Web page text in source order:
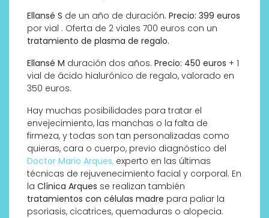
Ellansé S de un año de duración. Precio: 399 euros
por vial . Oferta de 2 viales 700 euros con un
tratamiento de plasma de regalo.
Ellansé M duración dos años. Precio: 450 euros + 1
vial de ácido hialurónico de regalo, valorado en
350 euros.
Hay muchas posibilidades para tratar el
envejecimiento, las manchas o la falta de
firmeza, y todas son tan personalizadas como
quieras, cara o cuerpo, previo diagnóstico del
Doctor Mario Arques, experto en las últimas
técnicas de rejuvenecimiento facial y corporal. En
la Clínica Arques se realizan también
tratamientos con células madre para paliar la
psoriasis, cicatrices, quemaduras o alopecia.